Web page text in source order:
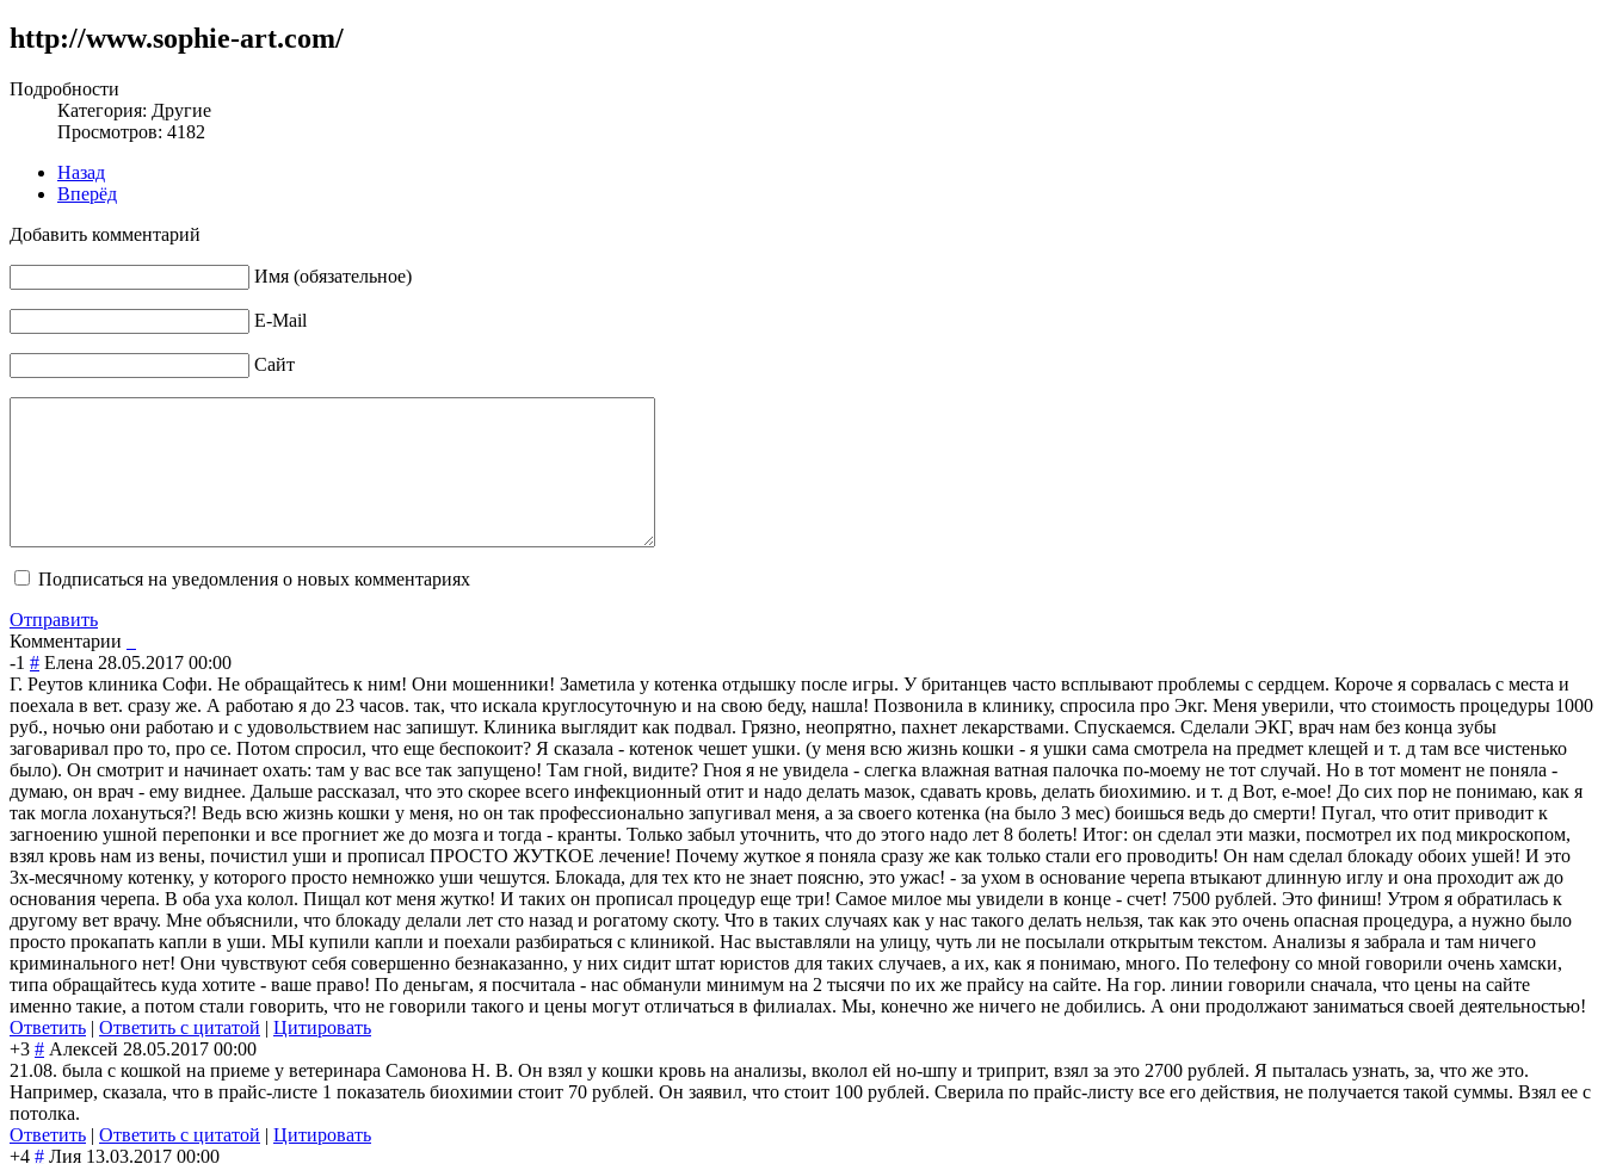
http://www.sophie-art.com/
Подробности
Категория: Другие
Просмотров: 4182
Назад
Вперёд
Добавить комментарий
Имя (обязательное)
E-Mail
Сайт
Подписаться на уведомления о новых комментариях
Отправить
Комментарии
-1 # Елена 28.05.2017 00:00
Г. Реутов клиника Софи. Не обращайтесь к ним! Они мошенники! Заметила у котенка отдышку после игры. У британцев часто всплывают проблемы с сердцем. Короче я сорвалась с места и
поехала в вет. сразу же. А работаю я до 23 часов. так, что искала круглосуточную и на свою беду, нашла! Позвонила в клинику, спросила про Экг. Меня уверили, что стоимость процедуры 1000
руб., ночью они работаю и с удовольствием нас запишут. Клиника выглядит как подвал. Грязно, неопрятно, пахнет лекарствами. Спускаемся. Сделали ЭКГ, врач нам без конца зубы
заговаривал про то, про се. Потом спросил, что еще беспокоит? Я сказала - котенок чешет ушки. (у меня всю жизнь кошки - я ушки сама смотрела на предмет клещей и т. д там все чистенько
было). Он смотрит и начинает охать: там у вас все так запущено! Там гной, видите? Гноя я не увидела - слегка влажная ватная палочка по-моему не тот случай. Но в тот момент не поняла -
думаю, он врач - ему виднее. Дальше рассказал, что это скорее всего инфекционный отит и надо делать мазок, сдавать кровь, делать биохимию. и т. д Вот, е-мое! До сих пор не понимаю, как я
так могла лохануться?! Ведь всю жизнь кошки у меня, но он так профессионально запугивал меня, а за своего котенка (на было 3 мес) боишься ведь до смерти! Пугал, что отит приводит к
загноению ушной перепонки и все прогниет же до мозга и тогда - кранты. Только забыл уточнить, что до этого надо лет 8 болеть! Итог: он сделал эти мазки, посмотрел их под микроскопом,
взял кровь нам из вены, почистил уши и прописал ПРОСТО ЖУТКОЕ лечение! Почему жуткое я поняла сразу же как только стали его проводить! Он нам сделал блокаду обоих ушей! И это
3х-месячному котенку, у которого просто немножко уши чешутся. Блокада, для тех кто не знает поясню, это ужас! - за ухом в основание черепа втыкают длинную иглу и она проходит аж до
основания черепа. В оба уха колол. Пищал кот меня жутко! И таких он прописал процедур еще три! Самое милое мы увидели в конце - счет! 7500 рублей. Это финиш! Утром я обратилась к
другому вет врачу. Мне объяснили, что блокаду делали лет сто назад и рогатому скоту. Что в таких случаях как у нас такого делать нельзя, так как это очень опасная процедура, а нужно было
просто прокапать капли в уши. МЫ купили капли и поехали разбираться с клиникой. Нас выставляли на улицу, чуть ли не посылали открытым текстом. Анализы я забрала и там ничего
криминального нет! Они чувствуют себя совершенно безнаказанно, у них сидит штат юристов для таких случаев, а их, как я понимаю, много. По телефону со мной говорили очень хамски,
типа обращайтесь куда хотите - ваше право! По деньгам, я посчитала - нас обманули минимум на 2 тысячи по их же прайсу на сайте. На гор. линии говорили сначала, что цены на сайте
именно такие, а потом стали говорить, что не говорили такого и цены могут отличаться в филиалах. Мы, конечно же ничего не добились. А они продолжают заниматься своей деятельностью!
Ответить | Ответить с цитатой | Цитировать
+3 # Алексей 28.05.2017 00:00
21.08. была с кошкой на приеме у ветеринара Самонова Н. В. Он взял у кошки кровь на анализы, вколол ей но-шпу и триприт, взял за это 2700 рублей. Я пыталась узнать, за, что же это.
Например, сказала, что в прайс-листе 1 показатель биохимии стоит 70 рублей. Он заявил, что стоит 100 рублей. Сверила по прайс-листу все его действия, не получается такой суммы. Взял ее с
потолка.
Ответить | Ответить с цитатой | Цитировать
+4 # Лия 13.03.2017 00:00